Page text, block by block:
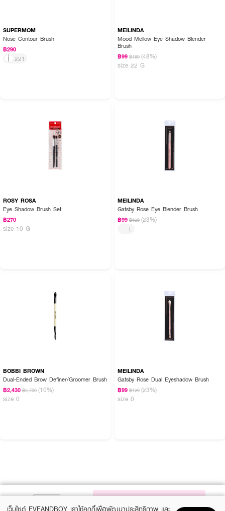
SUPERMOM
Nose Contour Brush
฿290
221
MEILINDA
Mood Mellow Eye Shadow Blender
Brush
฿99 ฿189 (48%)
size 22 G
ROSY ROSA
Eye Shadow Brush Set
฿270
size 10 G
MEILINDA
Gatsby Rose Eye Blender Brush
฿99 ฿129 (23%)
L
BOBBI BROWN
Dual-Ended Brow Definer/Groomer Brush
฿2,430 ฿2,700 (10%)
size 0
MEILINDA
Gatsby Rose Dual Eyeshadow Brush
฿99 ฿129 (23%)
size 0
เว็บไซต์ EVEANDBOY เราใช้คุกกี้เพื่อพัฒนาประสิทธิภาพ และ